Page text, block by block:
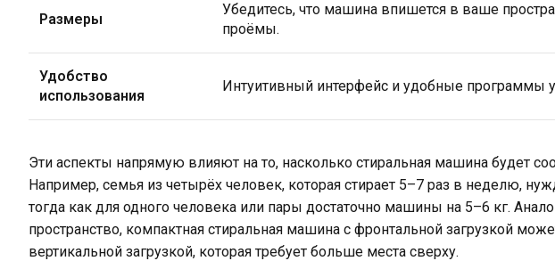
Размеры
Убедитесь, что машина впишется в ваше
проёмы.
Удобство
использования
Интуитивный интерфейс и удобные
Эти аспекты напрямую влияют на то, насколько стиральная машина будет
Например, семья из четырёх человек, которая стирает 5–7 раз в неделю,
тогда как для одного человека или пары достаточно машины на 5–6 кг.
пространство, компактная стиральная машина с фронтальной загрузкой
вертикальной загрузкой, которая требует больше места сверху.